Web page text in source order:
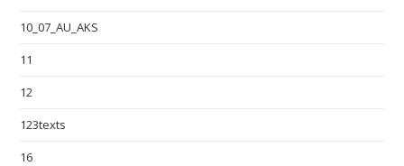
10_07_AU_AKS
11
12
123texts
16